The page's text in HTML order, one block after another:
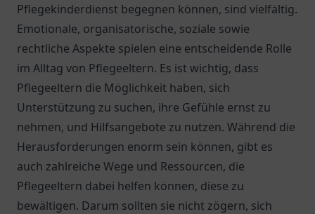
Pflegekinderdienst begegnen können, sind vielfältig.
Emotionale, organisatorische, soziale sowie
rechtliche Aspekte spielen eine entscheidende Rolle
im Alltag von Pflegeeltern. Es ist wichtig, dass
Pflegeeltern die Möglichkeit haben, sich
Unterstützung zu suchen, ihre Gefühle ernst zu
nehmen, und Hilfsangebote zu nutzen. Während die
Herausforderungen enorm sein können, gibt es
auch zahlreiche Wege und Ressourcen, die
Pflegeeltern dabei helfen können, diese zu
bewältigen. Darum sollten sie nicht zögern, sich